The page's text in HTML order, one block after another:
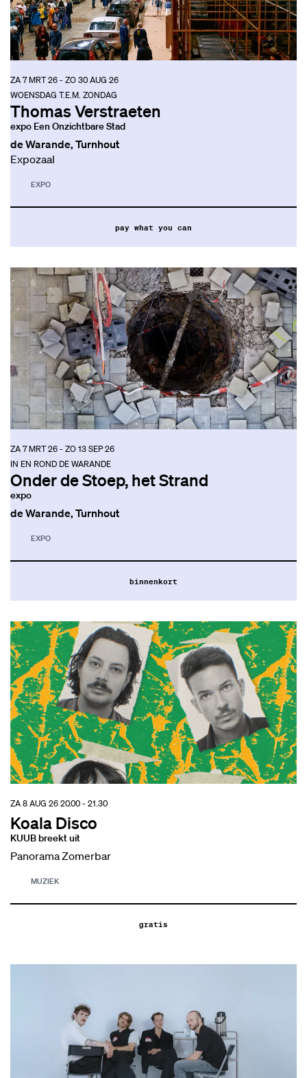
Thomas Verstraeten
expo Een Onzichtbare Stad
WOENSDAG T.E.M. ZONDAG
ZA 7 MRT 26- ZO 30 AUG 26
de Warande, Turnhout
Expozaal
EXPO
pay what you can
Onder de Stoep, het Strand
expo
IN EN ROND DE WARANDE
ZA 7 MRT 26- ZO 13 SEP 26
de Warande, Turnhout
EXPO
binnenkort
Koala Disco
KUUB breekt uit
ZA 8 AUG 2620.00 - 21.30
Panorama Zomerbar
MUZIEK
gratis